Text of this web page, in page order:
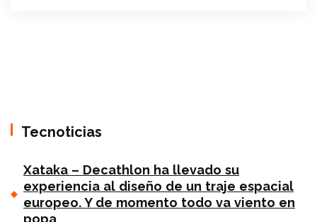
Tecnoticias
Xataka – Decathlon ha llevado su
experiencia al diseño de un traje espacial
europeo. Y de momento todo va viento en
popa